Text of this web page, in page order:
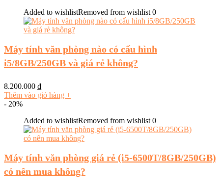
Added to wishlistRemoved from wishlist 0
Máy tính văn phòng nào có cấu hình
i5/8GB/250GB và giá rẻ không?
8.200.000 ₫
Thêm vào giỏ hàng +
- 20%
Added to wishlistRemoved from wishlist 0
Máy tính văn phòng giá rẻ (i5-6500T/8GB/250GB)
có nên mua không?